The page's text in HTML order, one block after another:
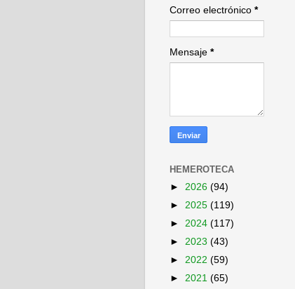
Correo electrónico *
Mensaje *
HEMEROTECA
► 2026 (94)
► 2025 (119)
► 2024 (117)
► 2023 (43)
► 2022 (59)
► 2021 (65)